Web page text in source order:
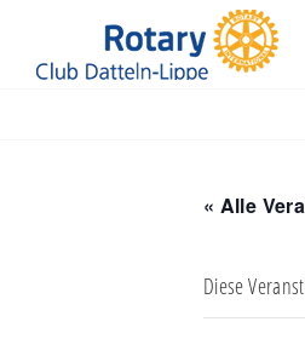
« Alle
Diese